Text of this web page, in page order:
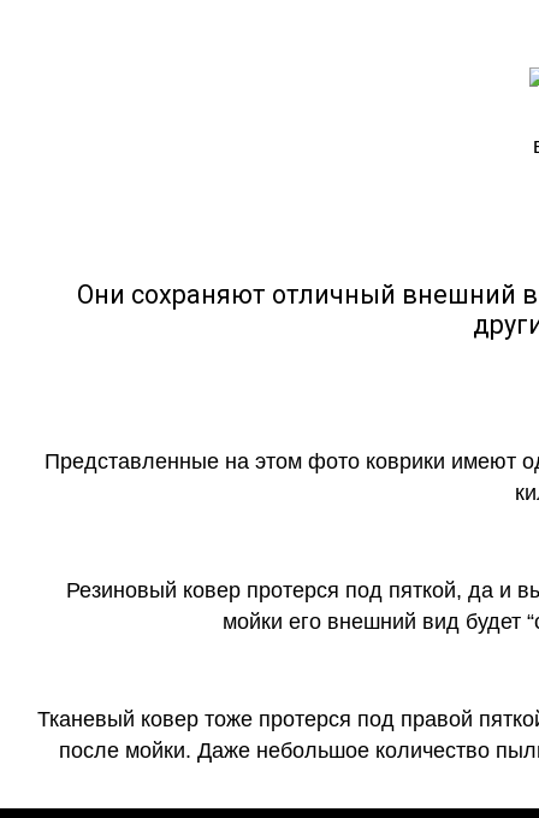
Они сохраняют отличный внешний
Представленные на этом фото коврики имеют
Резиновый ковер протерся под пяткой, да и
мойки его внешний вид будет
Тканевый ковер тоже протерся под правой
после мойки. Даже небольшое количество